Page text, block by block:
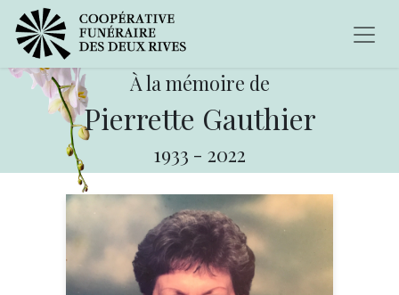
À la mémoire de
Pierrette Gauthier
1933 - 2022